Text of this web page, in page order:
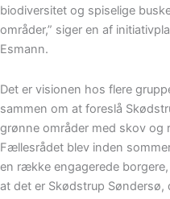
biodiversitet og spiselige
områder,” siger en af
Esmann.
Det er visionen hos flere
sammen om at foreslå
grønne områder med skov og
Fællesrådet blev inden
en række engagerede
at det er Skødstrup